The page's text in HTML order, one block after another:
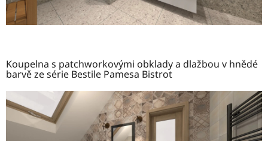
Koupelna s patchworkovými obklady a dlažbou v hnědé
barvě ze série Bestile Pamesa Bistrot